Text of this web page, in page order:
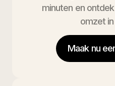
minuten en
omzet
Maak nu